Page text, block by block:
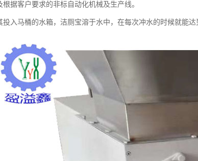
根据客户要求的非标自动化机械及生产线。
投入马桶的水箱，洁厕宝溶于水中，在每次冲水的时候就能达